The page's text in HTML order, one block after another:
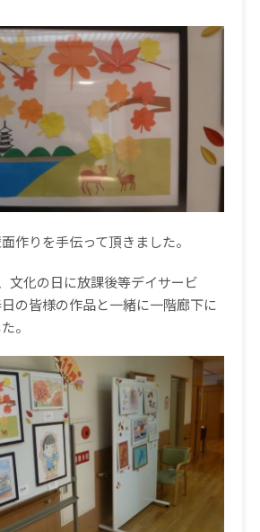
作りを手伝って頂きました。
文化の日に放課後等デイサービ
の皆様の作品と一緒に一階廊下に
。